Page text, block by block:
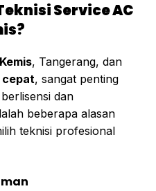
Service AC
, Tangerang, dan
cepat, sangat penting
dan
beberapa alasan
teknisi profesional